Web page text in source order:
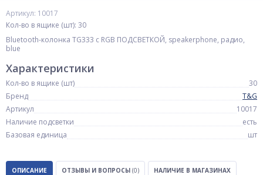
Артикул: 10017
Кол-во в ящике (шт): 30
Bluetooth-колонка TG333 с RGB ПОДСВЕТКОЙ, speakerphone, радио,
blue
Характеристики
Кол-во в ящике (шт)
30
Бренд
T&G
Артикул
10017
Наличие подсветки
есть
Базовая единица
шт
ОПИСАНИЕ ОТЗЫВЫ И ВОПРОСЫ (0) НАЛИЧИЕ В МАГАЗИНАХ